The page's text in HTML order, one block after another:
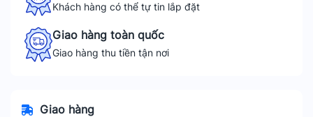
Khách hàng có thể tự tin lắp đặt
Giao hàng toàn quốc
Giao hàng thu tiền tận nơi
Giao hàng